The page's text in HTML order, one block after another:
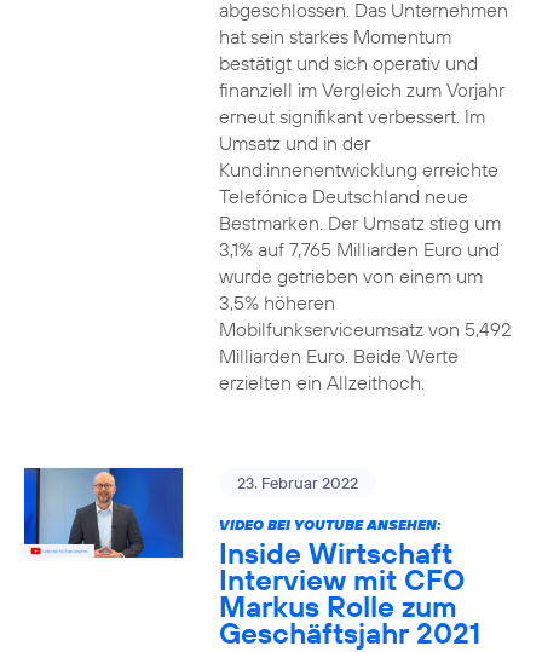
abgeschlossen. Das Unternehmen
hat sein starkes Momentum
bestätigt und sich operativ und
finanziell im Vergleich zum Vorjahr
erneut signifikant verbessert. Im
Umsatz und in der
Kund:innenentwicklung erreichte
Telefónica Deutschland neue
Bestmarken. Der Umsatz stieg um
3,1% auf 7,765 Milliarden Euro und
wurde getrieben von einem um
3,5% höheren
Mobilfunkserviceumsatz von 5,492
Milliarden Euro. Beide Werte
erzielten ein Allzeithoch.
23. Februar 2022
VIDEO BEI YOUTUBE ANSEHEN:
Inside Wirtschaft
Interview mit CFO
Markus Rolle zum
Geschäftsjahr 2021